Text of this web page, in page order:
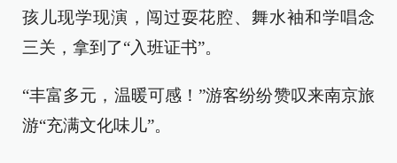
孩儿现学现演，闯过耍花腔、舞水袖和学唱念
三关，拿到了“入班证书”。
“丰富多元，温暖可感！”游客纷纷赞叹来南京旅
游“充满文化味儿”。